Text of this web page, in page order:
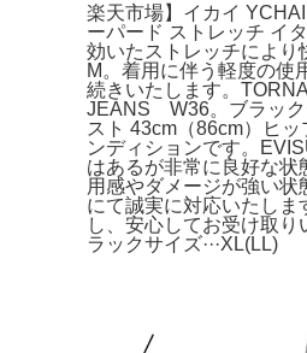
楽天市場】イカイ
ーパード ストレッチ イ
効いたストレッチにより
M。着用に伴う軽度の使
続きいたします。
JEANS W36。ブラック
スト 43cm（86cm）ヒ
ンディションです。
はあるが非常に良好な
用感やダメージが強い
にて誠実に対応いたし
し、安心してお受け取
ラックサイズ···XL(LL)